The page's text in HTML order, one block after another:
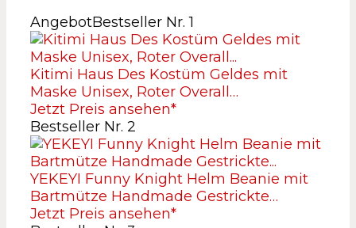
AngebotBestseller Nr. 1
Kitimi Haus Des Kostüm Geldes mit
Maske Unisex, Roter Overall…
Jetzt Preis ansehen*
Bestseller Nr. 2
YEKEYI Funny Knight Helm Beanie mit
Bartmütze Handmade Gestrickte…
Jetzt Preis ansehen*